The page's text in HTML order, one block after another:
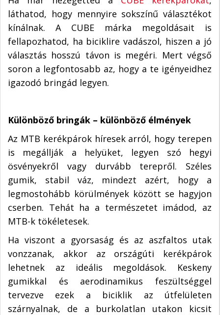
láthatod, hogy mennyire sokszínű választékot
kínálnak. A CUBE márka megoldásait is
fellapozhatod, ha biciklire vadászol, hiszen a jó
választás hosszú távon is megéri. Mert végső
soron a legfontosabb az, hogy a te igényeidhez
igazodó bringád legyen.
Különböző bringák – különböző élmények
Az MTB kerékpárok híresek arról, hogy terepen
is megállják a helyüket, legyen szó hegyi
ösvényekről vagy durvább terepről. Széles
gumik, stabil váz, mindezt azért, hogy a
legmostohább körülmények között se hagyjon
cserben. Tehát ha a természetet imádod, az
MTB-k tökéletesek.
Ha viszont a gyorsaság és az aszfaltos utak
vonzzanak, akkor az országúti kerékpárok
lehetnek az ideális megoldások. Keskeny
gumikkal és aerodinamikus feszültséggel
tervezve ezek a biciklik az útfelületen
szárnyalnak, de a burkolatlan utakon kicsit